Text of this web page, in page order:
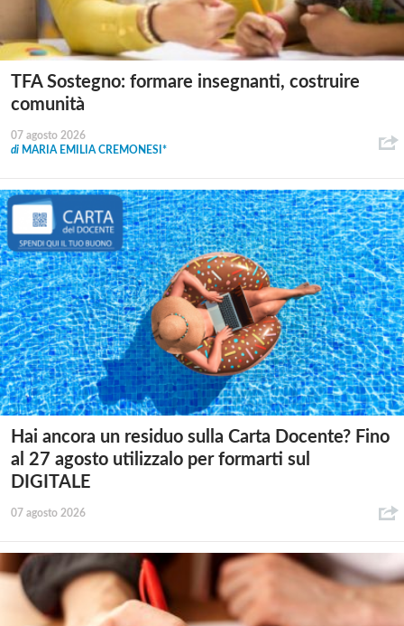
TFA Sostegno: formare insegnanti, costruire
comunità
07 agosto 2026
di MARIA EMILIA CREMONESI*
Hai ancora un residuo sulla Carta Docente? Fino
al 27 agosto utilizzalo per formarti sul
DIGITALE
07 agosto 2026